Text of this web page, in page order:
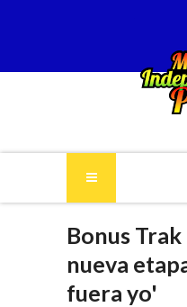
Bonus
nueva
fuera yo'